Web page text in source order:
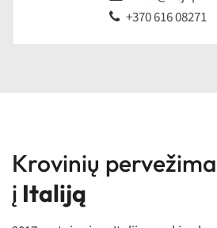
+370 616 08271
Krovinių
į Italiją